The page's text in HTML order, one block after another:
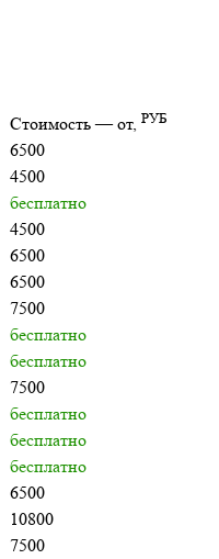
Стоимость — от, РУБ
6500
4500
бесплатно
4500
6500
6500
7500
бесплатно
бесплатно
7500
бесплатно
бесплатно
бесплатно
6500
10800
7500